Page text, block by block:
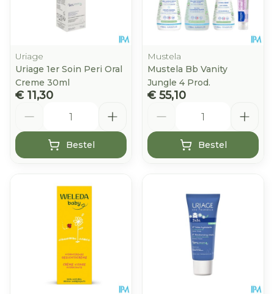
Uriage
Uriage 1er Soin Peri Oral
Creme 30ml
€ 11,30
Bestel
Mustela
Mustela Bb Vanity
Jungle 4 Prod.
€ 55,10
Bestel